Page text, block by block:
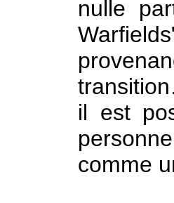
nulle
il est
comme